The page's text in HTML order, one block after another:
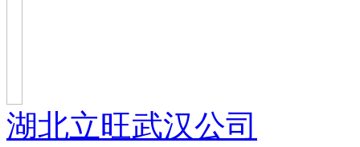
湖北立旺武汉公司